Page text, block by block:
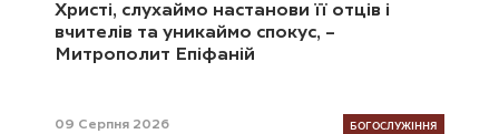
Христі, слухаймо настанови її отців і
вчителів та уникаймо спокус, –
Митрополит Епіфаній
09 Серпня 2026 БОГОСЛУЖІННЯ